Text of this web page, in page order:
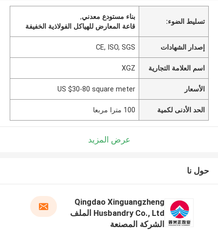
تسليط الضوء:
بناء مستودع معدني,
قاعة المعارض للهياكل الفولاذية الخفيفة
إصدار الشهادات CE, ISO, SGS
اسم العلامة التجارية XGZ
الأسعار US $30-80 square meter
الحد الأدنى لكمية 100 مترا مربعا
عرض المزيد
حول نا
Qingdao Xinguangzheng
Husbandry Co., Ltd الملف
الشركة المصنعة